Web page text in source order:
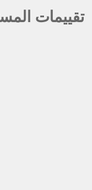
تقييمات